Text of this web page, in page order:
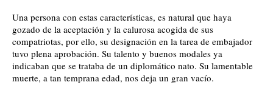
Una persona con estas características, es natural que haya
gozado de la aceptación y la calurosa acogida de sus
compatriotas, por ello, su designación en la tarea de embajador
tuvo plena aprobación. Su talento y buenos modales ya
indicaban que se trataba de un diplomático nato. Su lamentable
muerte, a tan temprana edad, nos deja un gran vacío.